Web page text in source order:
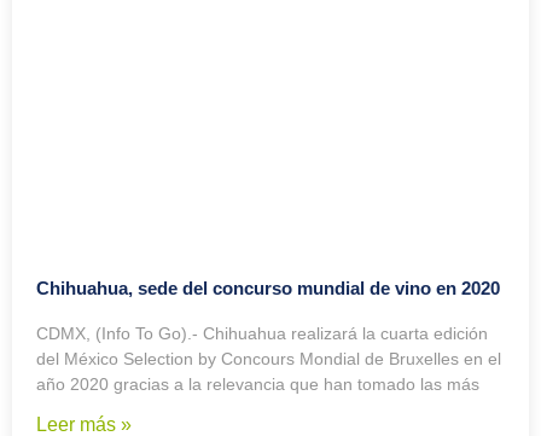
Chihuahua, sede del concurso mundial de vino en 2020
CDMX, (Info To Go).- Chihuahua realizará la cuarta edición
del México Selection by Concours Mondial de Bruxelles en el
año 2020 gracias a la relevancia que han tomado las más
Leer más »